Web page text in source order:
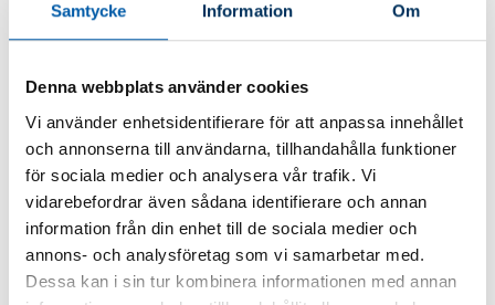
Samtycke Information Om
Denna webbplats använder cookies
Vi använder enhetsidentifierare för att anpassa innehållet
och annonserna till användarna, tillhandahålla funktioner
för sociala medier och analysera vår trafik. Vi
vidarebefordrar även sådana identifierare och annan
information från din enhet till de sociala medier och
annons- och analysföretag som vi samarbetar med.
Dessa kan i sin tur kombinera informationen med annan
Hur kapitalvinsten beräknas och när
beskattning ska ske.
Hur en försäljning bokförs och hur det
deklarationen.
Exempel på försäljning av en
näringsfastighet i ett aktiebolag.
Exempel på försäljning av en
jordbruksfastighet i en enskild
näringsverksamhet.